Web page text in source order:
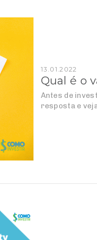
13.01.2022
Qual é o
Antes de
resposta e